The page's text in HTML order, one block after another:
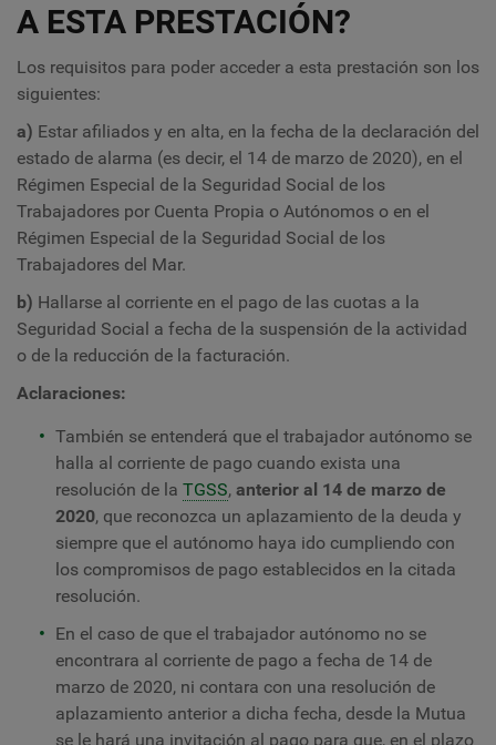
A ESTA PRESTACIÓN?
Los requisitos para poder acceder a esta prestación son los
siguientes:
a) Estar afiliados y en alta, en la fecha de la declaración del
estado de alarma (es decir, el 14 de marzo de 2020), en el
Régimen Especial de la Seguridad Social de los
Trabajadores por Cuenta Propia o Autónomos o en el
Régimen Especial de la Seguridad Social de los
Trabajadores del Mar.
b) Hallarse al corriente en el pago de las cuotas a la
Seguridad Social a fecha de la suspensión de la actividad
o de la reducción de la facturación.
Aclaraciones:
También se entenderá que el trabajador autónomo se
halla al corriente de pago cuando exista una
resolución de la TGSS, anterior al 14 de marzo de
2020, que reconozca un aplazamiento de la deuda y
siempre que el autónomo haya ido cumpliendo con
los compromisos de pago establecidos en la citada
resolución.
En el caso de que el trabajador autónomo no se
encontrara al corriente de pago a fecha de 14 de
marzo de 2020, ni contara con una resolución de
aplazamiento anterior a dicha fecha, desde la Mutua
se le hará una invitación al pago para que, en el plazo